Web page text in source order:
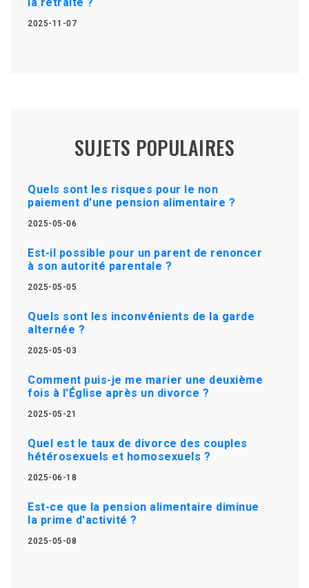
2025-11-07
SUJETS POPULAIRES
Quels sont les risques pour le non
paiement d'une pension alimentaire ?
2025-05-06
Est-il possible pour un parent de renoncer
à son autorité parentale ?
2025-05-05
Quels sont les inconvénients de la garde
alternée ?
2025-05-03
Comment puis-je me marier une deuxième
fois à l'Église après un divorce ?
2025-05-21
Quel est le taux de divorce des couples
hétérosexuels et homosexuels ?
2025-06-18
Est-ce que la pension alimentaire diminue
la prime d'activité ?
2025-05-08